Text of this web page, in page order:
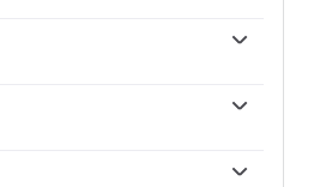
需求增加而走強，加密貨幣
幣的經濟增長嚴重依賴大宗